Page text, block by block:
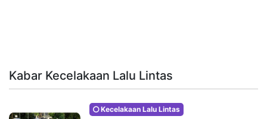
Kabar Kecelakaan Lalu Lintas
Kecelakaan Lalu Lintas